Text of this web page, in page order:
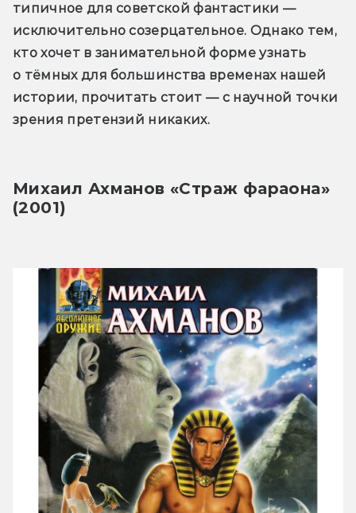
типичное для советской фантастики —
исключительно созерцательное. Однако тем,
кто хочет в занимательной форме узнать
о тёмных для большинства временах нашей
истории, прочитать стоит — с научной точки
зрения претензий никаких.
Михаил Ахманов «Страж фараона»
(2001)